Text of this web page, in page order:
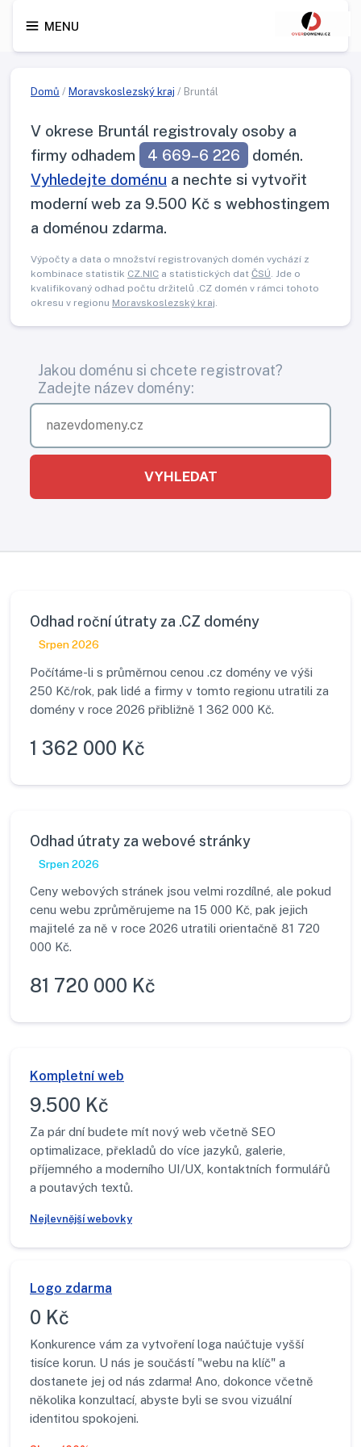
MENU
Domů / Moravskoslezský kraj / Bruntál
V okrese Bruntál registrovaly osoby a
firmy odhadem
4 669–6 226
domén.
Vyhledejte doménu a nechte si vytvořit
moderní web za 9.500 Kč s webhostingem
a doménou zdarma.
Výpočty a data o množství registrovaných domén vychází z
kombinace statistik CZ.NIC a statistických dat ČSÚ. Jde o
kvalifikovaný odhad počtu držitelů .CZ domén v rámci tohoto
okresu v regionu Moravskoslezský kraj.
Jakou doménu si chcete registrovat?
Zadejte název domény:
VYHLEDAT
Odhad roční útraty za .CZ domény
Srpen 2026
Počítáme-li s průměrnou cenou .cz domény ve výši
250 Kč/rok, pak lidé a firmy v tomto regionu utratili za
domény v roce 2026 přibližně 1 362 000 Kč.
1 362 000 Kč
Odhad útraty za webové stránky
Srpen 2026
Ceny webových stránek jsou velmi rozdílné, ale pokud
cenu webu zprůměrujeme na 15 000 Kč, pak jejich
majitelé za ně v roce 2026 utratili orientačně 81 720
000 Kč.
81 720 000 Kč
Kompletní web
9.500 Kč
Za pár dní budete mít nový web včetně SEO
optimalizace, překladů do více jazyků, galerie,
příjemného a moderního UI/UX, kontaktních formulářů
a poutavých textů.
Nejlevnější webovky
Logo zdarma
0 Kč
Konkurence vám za vytvoření loga naúčtuje vyšší
tisíce korun. U nás je součástí "webu na klíč" a
dostanete jej od nás zdarma! Ano, dokonce včetně
několika konzultací, abyste byli se svou vizuální
identitou spokojeni.